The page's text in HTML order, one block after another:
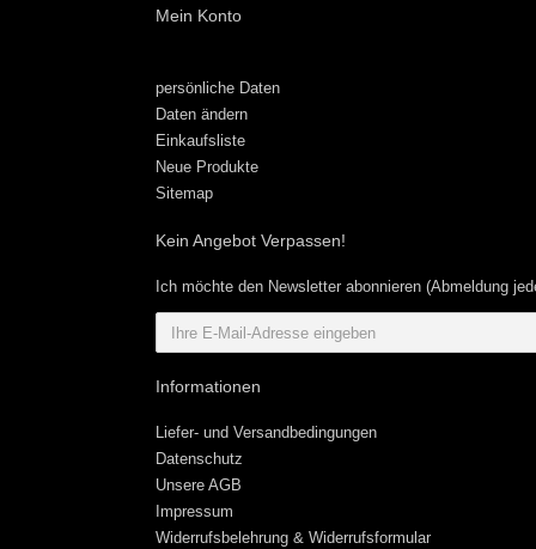
Mein Konto
persönliche Daten
Daten ändern
Einkaufsliste
Neue Produkte
Sitemap
Kein Angebot Verpassen!
Ich möchte den Newsletter abonnieren (Abmeldung
Informationen
Liefer- und Versandbedingungen
Datenschutz
Unsere AGB
Impressum
Widerrufsbelehrung & Widerrufsformular